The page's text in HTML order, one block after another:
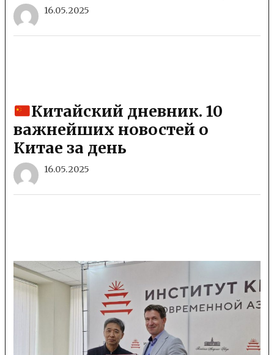
16.05.2025
Китайский дневник. 10
важнейших новостей о
Китае за день
16.05.2025